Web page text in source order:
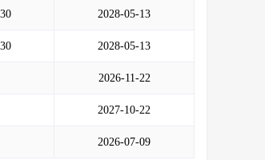
2028-05-13
2028-05-13
2026-11-22
2027-10-22
2026-07-09